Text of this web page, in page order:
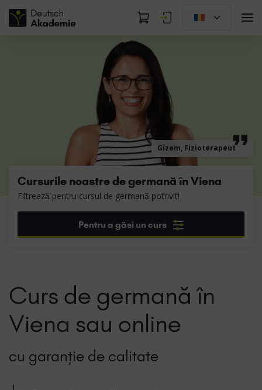
Curs de germană în
Viena sau online
cu garanție de calitate
Gizem, Fizioterapeut
Cursurile noastre de germană în Viena
Filtrează pentru cursul de germană potrivit!
Pentru a găsi un curs